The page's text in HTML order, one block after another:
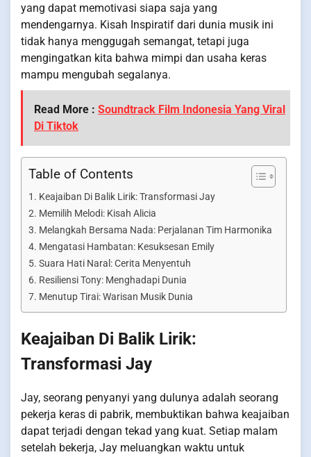
yang dapat memotivasi siapa saja yang
mendengarnya. Kisah Inspiratif dari dunia musik ini
tidak hanya menggugah semangat, tetapi juga
mengingatkan kita bahwa mimpi dan usaha keras
mampu mengubah segalanya.
Read More : Soundtrack Film Indonesia Yang Viral
Di Tiktok
Table of Contents
Keajaiban Di Balik Lirik: Transformasi Jay
Memilih Melodi: Kisah Alicia
Melangkah Bersama Nada: Perjalanan Tim Harmonika
Mengatasi Hambatan: Kesuksesan Emily
Suara Hati Naral: Cerita Menyentuh
Resiliensi Tony: Menghadapi Dunia
Menutup Tirai: Warisan Musik Dunia
Keajaiban Di Balik Lirik:
Transformasi Jay
Jay, seorang penyanyi yang dulunya adalah seorang
pekerja keras di pabrik, membuktikan bahwa keajaiban
dapat terjadi dengan tekad yang kuat. Setiap malam
setelah bekerja, Jay meluangkan waktu untuk